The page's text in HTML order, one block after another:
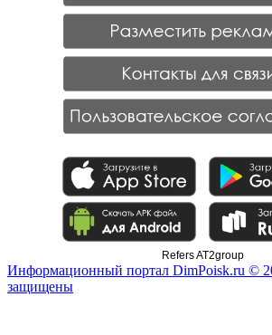
Refers AT2group
Информационный портал DimPoisk.ru ©
защищены